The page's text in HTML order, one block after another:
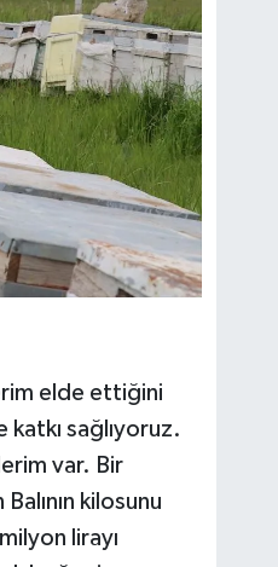
elde ettiğini
sağlıyoruz.
var. Bir
kilosunu
lirayı